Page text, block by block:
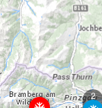
2